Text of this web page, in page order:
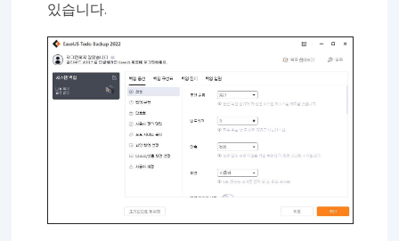
있습니다.